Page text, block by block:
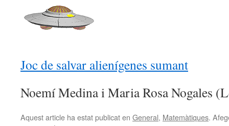
Joc de salvar alienígenes sumant
Noemí Medina i Maria Rosa Nogales
Aquest article ha estat publicat en General, Matemàtiques.